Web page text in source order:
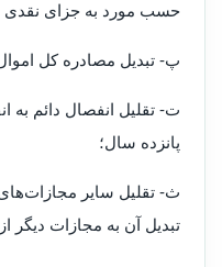
حسب مورد به جزای نقدی
پ‌- تبدیل مصادره کل
ت- تقلیل انفصال دائم به
پانزده سال؛
ث- تقلیل سایر مجازات‌های
تبدیل آن به مجازات دیگر